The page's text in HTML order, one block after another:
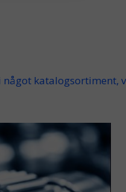
något katalogsortiment,